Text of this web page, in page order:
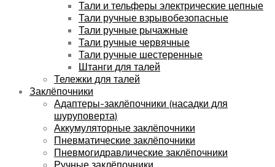
Тали и тельферы электрические цепные
Тали ручные взрывобезопасные
Тали ручные рычажные
Тали ручные червячные
Тали ручные шестеренные
Штанги для талей
Тележки для талей
Заклёпочники
Адаптеры-заклёпочники (насадки для
шуруповерта)
Аккумуляторные заклёпочники
Пневматические заклёпочники
Пневмогидравлические заклёпочники
Ручные заклёпочники